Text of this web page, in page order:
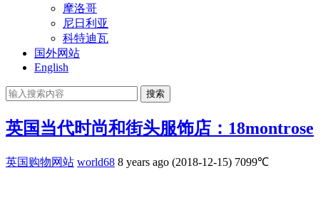
摩洛哥
尼日利亚
科特迪瓦
国外网站
English
搜索
英国当代时尚和街头服饰店：18montrose
英国购物网站 world68 8 years ago (2018-12-15) 7099℃